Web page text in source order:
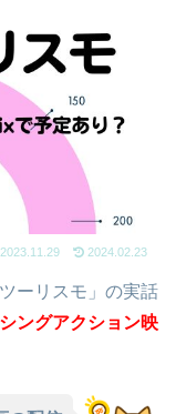
2023.11.29 2024.02.23
ーリスモ」の実話
ングアクション映